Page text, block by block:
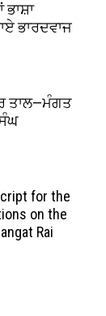
ਭਾਸ਼ਾ
ਭਾਰਦਵਾਜ
ਤਾਲ—ਮੰਗਤ
for the
on the
Rai